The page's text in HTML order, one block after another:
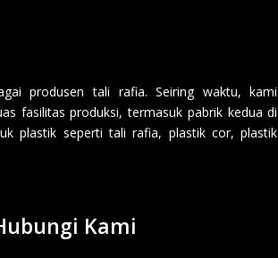
produsen tali rafia. Seiring waktu, kami
fasilitas produksi, termasuk pabrik kedua di
plastik seperti tali rafia, plastik cor, plastik
Kami